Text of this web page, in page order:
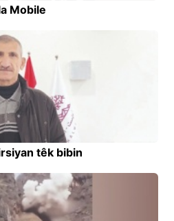
Mobile
têk bibin